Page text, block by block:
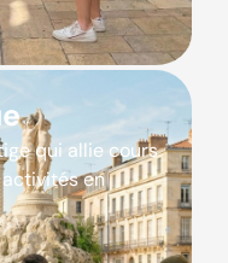
qui allie cours
en